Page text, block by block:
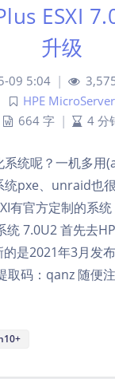
ESXI
升级
09 5:04 |
HPE MicroServer
664 字 | 4 分
系统呢？一机多用
统pxe、unraid也
有官方定制的系
统 7.0U2 首先去
的是2021年3月发
取码：qanz 随便